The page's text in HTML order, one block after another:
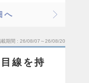
へ
載期間 26/08/07～26/08/20
線を持